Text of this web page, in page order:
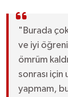
"Burada
ve iyi
ömrüm
sonrası
yapmam,